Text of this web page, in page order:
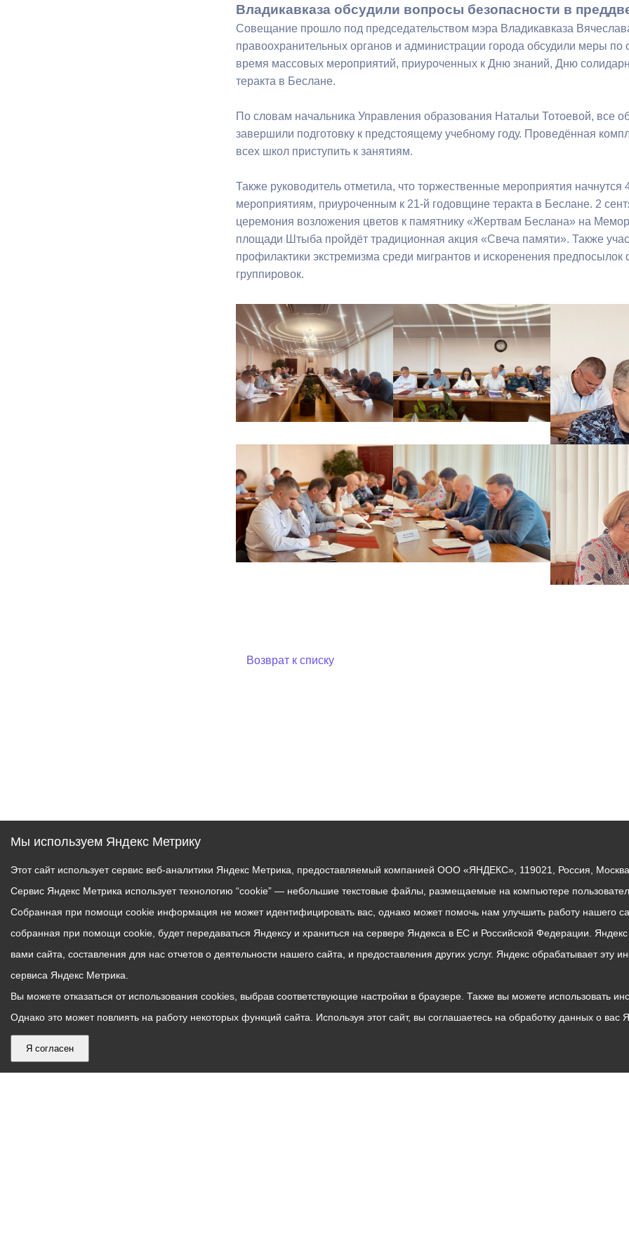
Владикавказа обсудили вопросы безопасности в
Совещание прошло под председательством мэра Владикавказа
правоохранительных органов и администрации города обсудили меры по
время массовых мероприятий, приуроченных к Дню знаний, Дню
теракта в Беслане.
По словам начальника Управления образования Натальи Тотоевой, все
завершили подготовку к предстоящему учебному году. Проведённая
всех школ приступить к занятиям.
Также руководитель отметила, что торжественные мероприятия
мероприятиям, приуроченным к 21-й годовщине теракта в Беслане. 2
церемония возложения цветов к памятнику «Жертвам Беслана» на
площади Штыба пройдёт традиционная акция «Свеча памяти». Также
профилактики экстремизма среди мигрантов и искоренения
группировок.
Возврат к списку
Мы используем Яндекс Метрику
Этот сайт использует сервис веб-аналитики Яндекс Метрика, предоставляемый компанией ООО «ЯНДЕКС», 119021, Россия,
Сервис Яндекс Метрика использует технологию “cookie” — небольшие текстовые файлы, размещаемые на компьютере
Собранная при помощи cookie информация не может идентифицировать вас, однако может помочь нам улучшить работу нашего
собранная при помощи cookie, будет передаваться Яндексу и храниться на сервере Яндекса в ЕС и Российской Федерации.
вами сайта, составления для нас отчетов о деятельности нашего сайта, и предоставления других услуг. Яндекс обрабатывает
сервиса Яндекс Метрика.
Вы можете отказаться от использования cookies, выбрав соответствующие настройки в браузере. Также вы можете использовать
Однако это может повлиять на работу некоторых функций сайта. Используя этот сайт, вы соглашаетесь на обработку данных о
Я согласен